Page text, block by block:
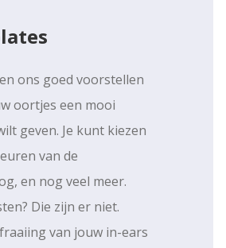
ons goed voorstellen
oortjes een mooi
geven. Je kunt kiezen
van de
en nog veel meer.
Die zijn er niet.
van jouw in-ears